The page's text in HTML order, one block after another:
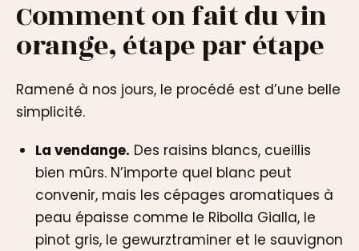
Comment on fait du vin
orange, étape par étape
Ramené à nos jours, le procédé est d’une belle
simplicité.
La vendange. Des raisins blancs, cueillis
bien mûrs. N’importe quel blanc peut
convenir, mais les cépages aromatiques à
peau épaisse comme le Ribolla Gialla, le
pinot gris, le gewurztraminer et le sauvignon